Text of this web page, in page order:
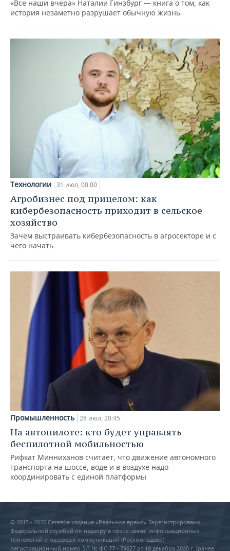
«Все наши вчера» Наталии Гинзбург — книга о том, как
история незаметно разрушает обычную жизнь
Технологии 31 июл, 00:00
Агробизнес под прицелом: как
кибербезопасность приходит в сельское
хозяйство
Зачем выстраивать кибербезопасность в агросекторе и с
чего начать
Промышленность 28 июл, 20:45
На автопилоте: кто будет управлять
беспилотной мобильностью
Рифкат Минниханов считает, что движение автономного
транспорта на шоссе, воде и в воздухе надо
координировать с единой платформы
© 2015 - 2026 Сетевое издание «Реальное время» Зарегистрировано
Федеральной службой по надзору в сфере связи, информационных
технологий и массовых коммуникаций (Роскомнадзор) –
регистрационный номер ЭЛ № ФС 77 - 79627 от 18 декабря 2020 г. (ранее